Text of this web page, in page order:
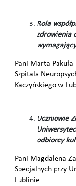
Rola
zdrowienia
Pani Marta
Szpitala
Kaczyńskiego w
Uczniowie
odbiorcy
Pani Magdalena
Specjalnych przy
Lublinie